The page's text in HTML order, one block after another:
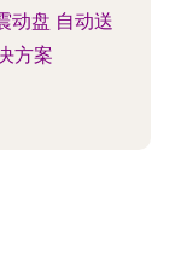
动盘 自动送
方案